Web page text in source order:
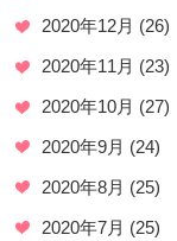
2020年12月 (26)
2020年11月 (23)
2020年10月 (27)
2020年9月 (24)
2020年8月 (25)
2020年7月 (25)